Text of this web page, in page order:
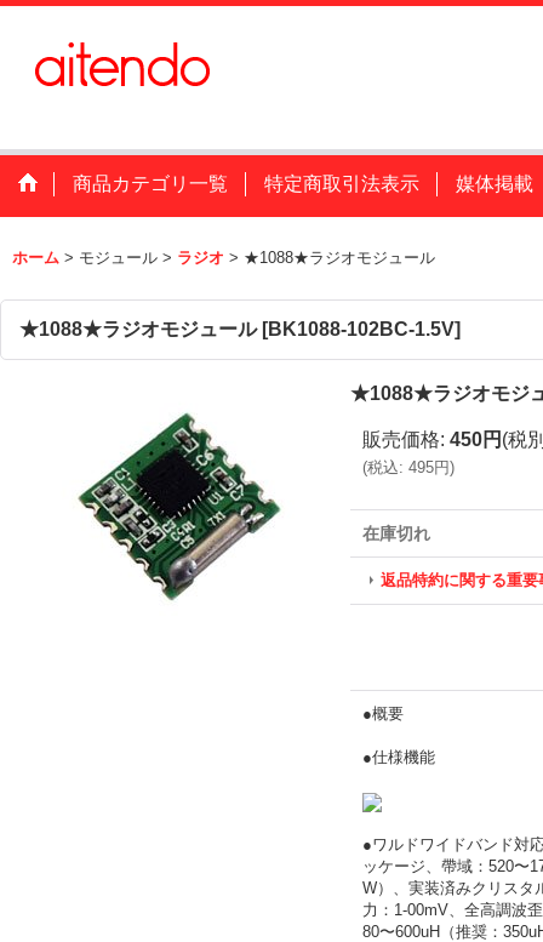
商品カテゴリ一覧 特定商取引法表示 媒体掲載
ホーム > モジュール > ラジオ > ★1088★ラジオモジュール
★1088★ラジオモジュール [BK1088-102BC-1.5V]
★1088★ラジオモジ
販売価格: 450円 (税
(税込: 495円)
在庫切れ
返品特約に関する重要
●概要
●仕様機能
●ワルドワイドバンド対
ッケージ、帶域：520〜
W）、実装済みクリスタ
力：1-00mV、全高調波
80〜600uH（推奨：